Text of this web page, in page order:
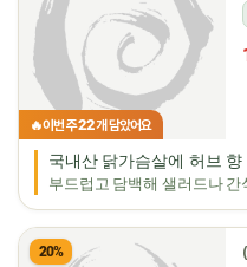
🔥이번 주22개 담았어요
국내산 닭가슴살에 허브 향
부드럽고 담백해 샐러드나 간
20%